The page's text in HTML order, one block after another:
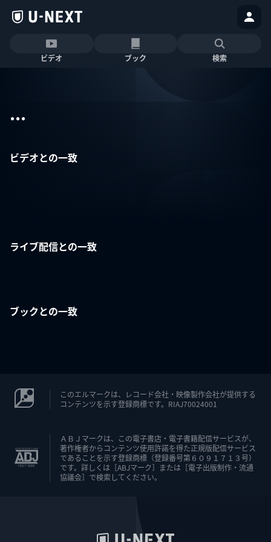
ビデオ ブック 検索
...
ビデオとの一致
ライブ配信との一致
ブックとの一致
このエルマークは、レコード会社・映像製作会社が提供する
コンテンツを示す登録商標です。RIAJ70024001
ＡＢＪマークは、この電子書店・電子書籍配信サービスが、
著作権者からコンテンツ使用許諾を得た正規版配信サービス
であることを示す登録商標（登録番号第６０９１７１３号）
です。詳しくは［ABJマーク］または［電子出版制作・流通
協議会］で検索してください。